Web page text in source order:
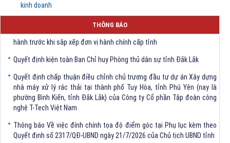
kinh doanh
THÔNG BÁO
Quyết định Về việc bãi bỏ một số văn bảng quy phạm pháp luật trong
lĩnh vực khoa học và công nghệ do Ủy ban nhân dân tỉnh Đắk Lắk ban
hành trước khi sắp xếp đơn vị hành chính cấp tỉnh
nhà máy xử lý rác thải tại thành phố Tuy Hòa, tỉnh Phú Yên (nay là
phường Bình Kiến, tỉnh Đắk Lắk) của Công ty Cổ phần Tập đoàn công
nghệ T-Tech Việt Nam
Quyết định số 2317/QĐ-UBND ngày 21/7/2026 của Chủ tịch UBND tỉnh